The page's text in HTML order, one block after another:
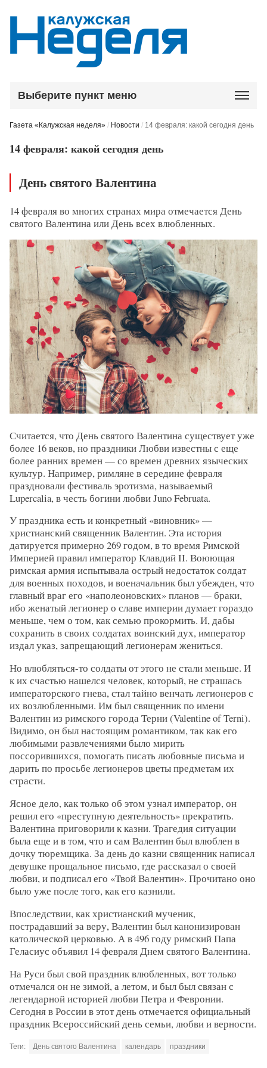
Выберите пункт меню
Газета «Калужская неделя» / Новости / 14 февраля: какой сегодня день
14 февраля: какой сегодня день
День святого Валентина
14 февраля во многих странах мира отмечается День
святого Валентина или День всех влюбленных.
Считается, что День святого Валентина существует уже
более 16 веков, но праздники Любви известны с еще
более ранних времен — со времен древних языческих
культур. Например, римляне в середине февраля
праздновали фестиваль эротизма, называемый
Lupercalia, в честь богини любви Juno Februata.
У праздника есть и конкретный «виновник» —
христианский священник Валентин. Эта история
датируется примерно 269 годом, в то время Римской
Империей правил император Клавдий II. Воюющая
римская армия испытывала острый недостаток солдат
для военных походов, и военачальник был убежден, что
главный враг его «наполеоновских» планов — браки,
ибо женатый легионер о славе империи думает гораздо
меньше, чем о том, как семью прокормить. И, дабы
сохранить в своих солдатах воинский дух, император
издал указ, запрещающий легионерам жениться.
Но влюбляться-то солдаты от этого не стали меньше. И
к их счастью нашелся человек, который, не страшась
императорского гнева, стал тайно венчать легионеров с
их возлюбленными. Им был священник по имени
Валентин из римского города Терни (Valentine of Terni).
Видимо, он был настоящим романтиком, так как его
любимыми развлечениями было мирить
поссорившихся, помогать писать любовные письма и
дарить по просьбе легионеров цветы предметам их
страсти.
Ясное дело, как только об этом узнал император, он
решил его «преступную деятельность» прекратить.
Валентина приговорили к казни. Трагедия ситуации
была еще и в том, что и сам Валентин был влюблен в
дочку тюремщика. За день до казни священник написал
девушке прощальное письмо, где рассказал о своей
любви, и подписал его «Твой Валентин». Прочитано оно
было уже после того, как его казнили.
Впоследствии, как христианский мученик,
пострадавший за веру, Валентин был канонизирован
католической церковью. А в 496 году римский Папа
Геласиус объявил 14 февраля Днем святого Валентина.
На Руси был свой праздник влюбленных, вот только
отмечался он не зимой, а летом, и был был связан с
легендарной историей любви Петра и Февронии.
Сегодня в России в этот день отмечается официальный
праздник Всероссийский день семьи, любви и верности.
Теги: День святого Валентина календарь праздники